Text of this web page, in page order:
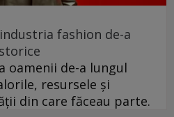
fashion de-a
oamenii de-a lungul
resursele și
din care făceau parte.